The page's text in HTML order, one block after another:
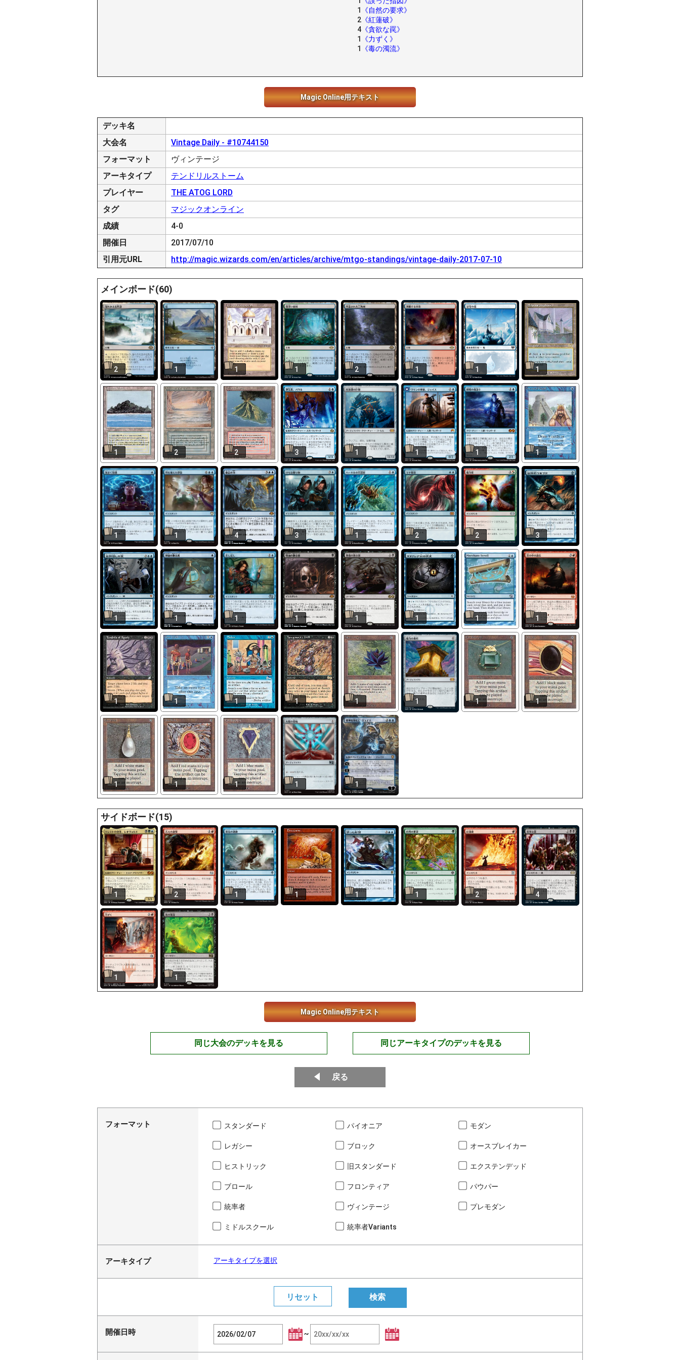
1
《自然の要求》
2 《紅蓮破》
4 《貪欲な罠》
1
《力ずく》
1
《毒の濁流》
Magic Online用テキスト
デッキ名
大会名
Vintage Daily - #10744150
フォーマット
ヴィンテージ
アーキタイプ
テンドリルストーム
プレイヤー
THE ATOG LORD
タグ
マジックオンライン
成績
4-0
開催日
2017/07/10
引用元URL
http://magic.wizards.com/en/articles/archive/mtgo-standings/vintage-daily-2017-07-10
メインボード(60)
2 1 1 1 2 1 1 1
1 2 2 3 1 1 1 1
1 1 4 3 1 2 2 3
1 1 1 1 1 1 1 1
1 1 1 1 1 1 1 1
1 1 1 1 1
サイドボード(15)
1 2 1 1 1 1 2 4
1 1
Magic Online用テキスト
同じ大会のデッキを見る 同じアーキタイプのデッキを見る
戻る
フォーマット スタンダード パイオニア モダン
レガシー ブロック オースブレイカー
ヒストリック 旧スタンダード エクステンデッド
ブロール フロンティア パウパー
統率者 ヴィンテージ プレモダン
ミドルスクール 統率者Variants
アーキタイプ アーキタイプを選択
開催日時 ~